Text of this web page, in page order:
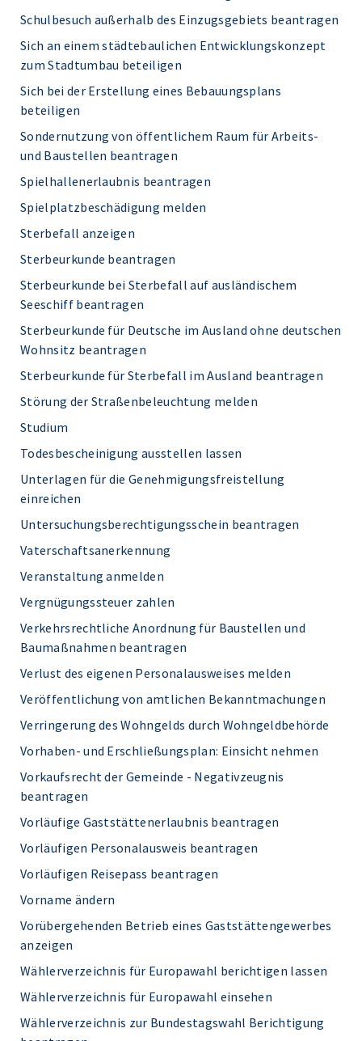
Schulbesuch außerhalb des Einzugsgebiets beantragen
Sich an einem städtebaulichen Entwicklungskonzept
zum Stadtumbau beteiligen
Sich bei der Erstellung eines Bebauungsplans
beteiligen
Sondernutzung von öffentlichem Raum für Arbeits-
und Baustellen beantragen
Spielhallenerlaubnis beantragen
Spielplatzbeschädigung melden
Sterbefall anzeigen
Sterbeurkunde beantragen
Sterbeurkunde bei Sterbefall auf ausländischem
Seeschiff beantragen
Sterbeurkunde für Deutsche im Ausland ohne deutschen
Wohnsitz beantragen
Sterbeurkunde für Sterbefall im Ausland beantragen
Störung der Straßenbeleuchtung melden
Studium
Todesbescheinigung ausstellen lassen
Unterlagen für die Genehmigungsfreistellung
einreichen
Untersuchungsberechtigungsschein beantragen
Vaterschaftsanerkennung
Veranstaltung anmelden
Vergnügungssteuer zahlen
Verkehrsrechtliche Anordnung für Baustellen und
Baumaßnahmen beantragen
Verlust des eigenen Personalausweises melden
Veröffentlichung von amtlichen Bekanntmachungen
Verringerung des Wohngelds durch Wohngeldbehörde
Vorhaben- und Erschließungsplan: Einsicht nehmen
Vorkaufsrecht der Gemeinde - Negativzeugnis
beantragen
Vorläufige Gaststättenerlaubnis beantragen
Vorläufigen Personalausweis beantragen
Vorläufigen Reisepass beantragen
Vorname ändern
Vorübergehenden Betrieb eines Gaststättengewerbes
anzeigen
Wählerverzeichnis für Europawahl berichtigen lassen
Wählerverzeichnis für Europawahl einsehen
Wählerverzeichnis zur Bundestagswahl Berichtigung